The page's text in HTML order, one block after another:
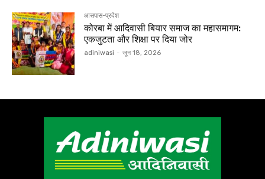
आसपास-प्रदेश
कोरबा में आदिवासी बियार समाज का महासमागम:
एकजुटता और शिक्षा पर दिया जोर
adiniwasi - जून 18, 2026